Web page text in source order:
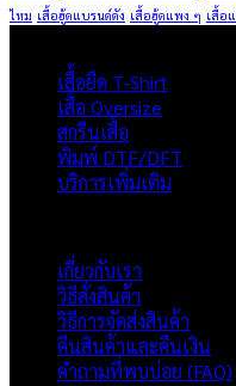
ไหม เสื้อฮู้ดแบรนด์ดัง เสื้อฮู้ดแพง ๆ เสื้อ
เสื้อยืด T-Shirt
เสื้อ Oversize
สกรีนเสื้อ
พิมพ์ DTF/DFT
บริการเพิ่มเติม
เกี่ยวกับเรา
วิธีสั่งสินค้า
วิธีการจัดส่งสินค้า
คืนสินค้าและคืนเงิน
คำถามที่พบบ่อย (FAQ)